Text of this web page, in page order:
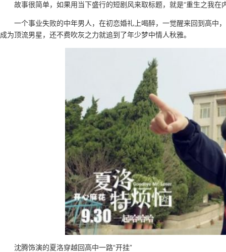
故事很简单，如果用当下盛行的短剧风来取标题，就是“重生之我在
一个事业失败的中年男人，在初恋婚礼上喝醉，一觉醒来回到高中
成为顶流男星，还不费吹灰之力就追到了年少梦中情人秋雅。
沈腾饰演的夏洛穿越回高中一路“开挂”